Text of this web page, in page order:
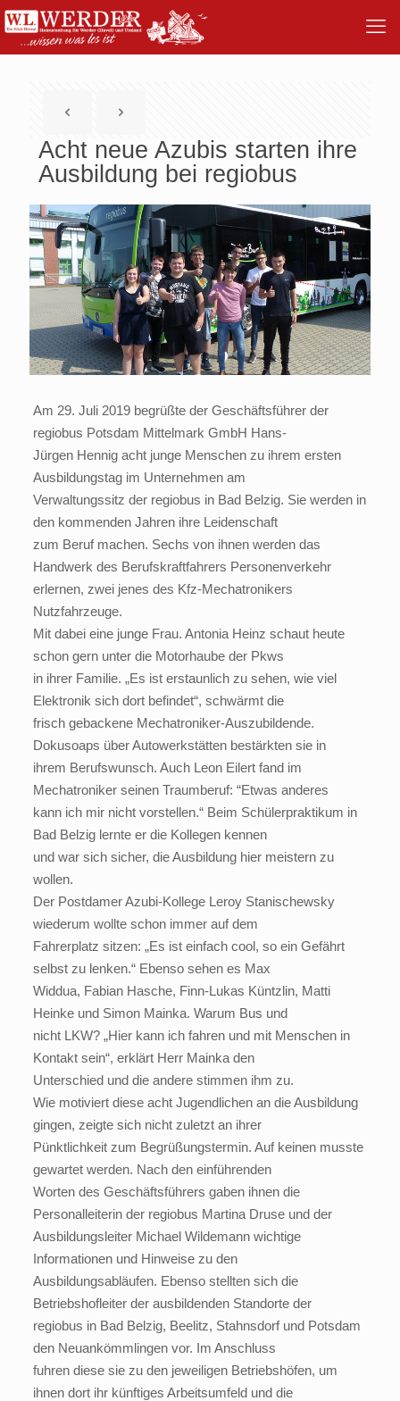
Acht neue Azubis starten ihre
Ausbildung bei regiobus
Am 29. Juli 2019 begrüßte der Geschäftsführer der
regiobus Potsdam Mittelmark GmbH Hans-
Jürgen Hennig acht junge Menschen zu ihrem ersten
Ausbildungstag im Unternehmen am
Verwaltungssitz der regiobus in Bad Belzig. Sie werden in
den kommenden Jahren ihre Leidenschaft
zum Beruf machen. Sechs von ihnen werden das
Handwerk des Berufskraftfahrers Personenverkehr
erlernen, zwei jenes des Kfz-Mechatronikers
Nutzfahrzeuge.
Mit dabei eine junge Frau. Antonia Heinz schaut heute
schon gern unter die Motorhaube der Pkws
in ihrer Familie. „Es ist erstaunlich zu sehen, wie viel
Elektronik sich dort befindet“, schwärmt die
frisch gebackene Mechatroniker-Auszubildende.
Dokusoaps über Autowerkstätten bestärkten sie in
ihrem Berufswunsch. Auch Leon Eilert fand im
Mechatroniker seinen Traumberuf: “Etwas anderes
kann ich mir nicht vorstellen.“ Beim Schülerpraktikum in
Bad Belzig lernte er die Kollegen kennen
und war sich sicher, die Ausbildung hier meistern zu
wollen.
Der Postdamer Azubi-Kollege Leroy Stanischewsky
wiederum wollte schon immer auf dem
Fahrerplatz sitzen: „Es ist einfach cool, so ein Gefährt
selbst zu lenken.“ Ebenso sehen es Max
Widdua, Fabian Hasche, Finn-Lukas Küntzlin, Matti
Heinke und Simon Mainka. Warum Bus und
nicht LKW? „Hier kann ich fahren und mit Menschen in
Kontakt sein“, erklärt Herr Mainka den
Unterschied und die andere stimmen ihm zu.
Wie motiviert diese acht Jugendlichen an die Ausbildung
gingen, zeigte sich nicht zuletzt an ihrer
Pünktlichkeit zum Begrüßungstermin. Auf keinen musste
gewartet werden. Nach den einführenden
Worten des Geschäftsführers gaben ihnen die
Personalleiterin der regiobus Martina Druse und der
Ausbildungsleiter Michael Wildemann wichtige
Informationen und Hinweise zu den
Ausbildungsabläufen. Ebenso stellten sich die
Betriebshofleiter der ausbildenden Standorte der
regiobus in Bad Belzig, Beelitz, Stahnsdorf und Potsdam
den Neuankömmlingen vor. Im Anschluss
fuhren diese sie zu den jeweiligen Betriebshöfen, um
ihnen dort ihr künftiges Arbeitsumfeld und die